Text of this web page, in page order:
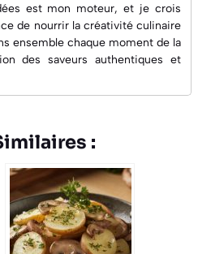
est mon moteur, et je crois
de nourrir la créativité culinaire
ensemble chaque moment de la
des saveurs authentiques et
: